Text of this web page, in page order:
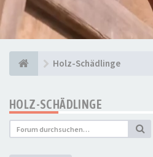
Holz-Schädlinge
HOLZ-SCHÄDLINGE